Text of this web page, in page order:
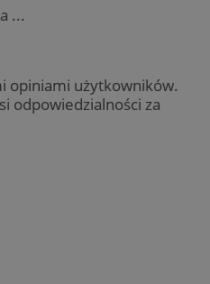
...
opiniami użytkowników.
odpowiedzialności za